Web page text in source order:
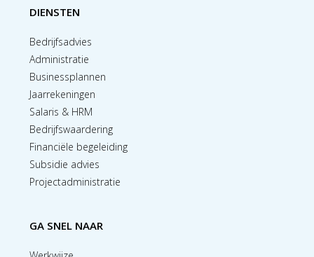
DIENSTEN
Bedrijfsadvies
Administratie
Businessplannen
Jaarrekeningen
Salaris & HRM
Bedrijfswaardering
Financiële begeleiding
Subsidie advies
Projectadministratie
GA SNEL NAAR